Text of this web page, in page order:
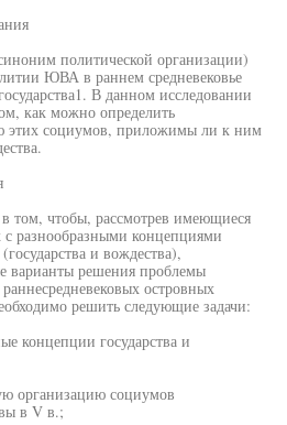
политической организации)
ЮВА в раннем средневековье
В данном исследовании
как можно определить
этих социумов, приложимы ли к ним
в том, чтобы, рассмотрев имеющиеся
разнообразными концепциями
и вождества),
варианты решения проблемы
островных
решить следующие задачи:
концепции государства и
организацию социумов
в V в.;